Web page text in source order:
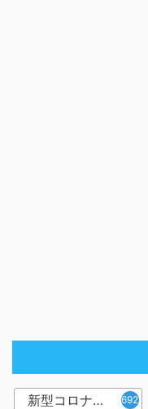
新型コロナウイルス 6921